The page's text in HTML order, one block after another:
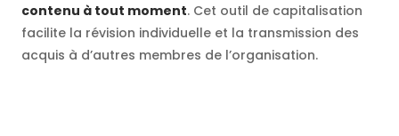
contenu à tout moment. Cet outil de capitalisation
facilite la révision individuelle et la transmission des
acquis à d’autres membres de l’organisation.